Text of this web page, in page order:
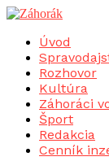
Úvod
Rozhovor
Kultúra
Záhoráci
Šport
Redakcia
Cenník